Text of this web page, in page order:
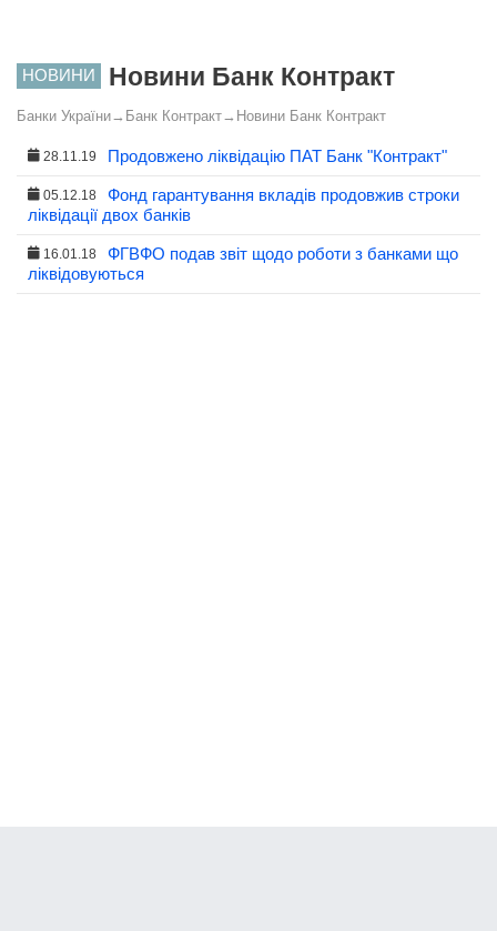
НОВИНИ Новини Банк Контракт
Банки України→ Банк Контракт→ Новини Банк Контракт
28.11.19 Продовжено ліквідацію ПАТ Банк "Контракт"
05.12.18
Фонд гарантування вкладів продовжив строки
ліквідації двох банків
16.01.18
ФГВФО подав звіт щодо роботи з банками що
ліквідовуються